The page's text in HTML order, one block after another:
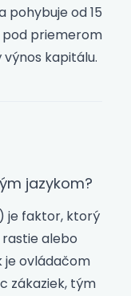
pohybuje od 15
pod priemerom
kapitálu.
jazykom?
je faktor, ktorý
alebo
je ovládačom
zákaziek, tým